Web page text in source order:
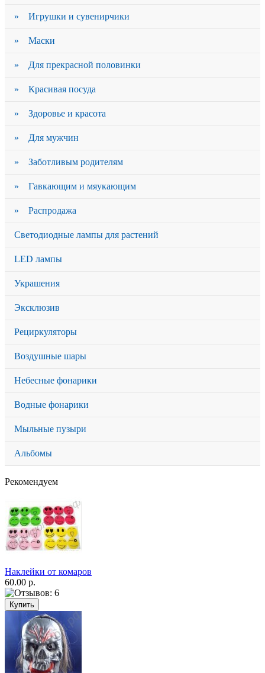
» Игрушки и сувенирчики
» Маски
» Для прекрасной половинки
» Красивая посуда
» Здоровье и красота
» Для мужчин
» Заботливым родителям
» Гавкающим и мяукающим
» Распродажа
Светодиодные лампы для растений
LED лампы
Украшения
Эксклюзив
Рециркуляторы
Воздушные шары
Небесные фонарики
Водные фонарики
Мыльные пузыри
Альбомы
Рекомендуем
Наклейки от комаров
60.00 р.